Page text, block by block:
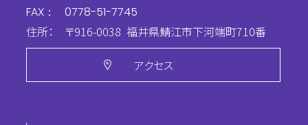
FAX：
0778-51-7745
住所： 〒916-0038 福井県鯖江市下河端町710番
アクセス